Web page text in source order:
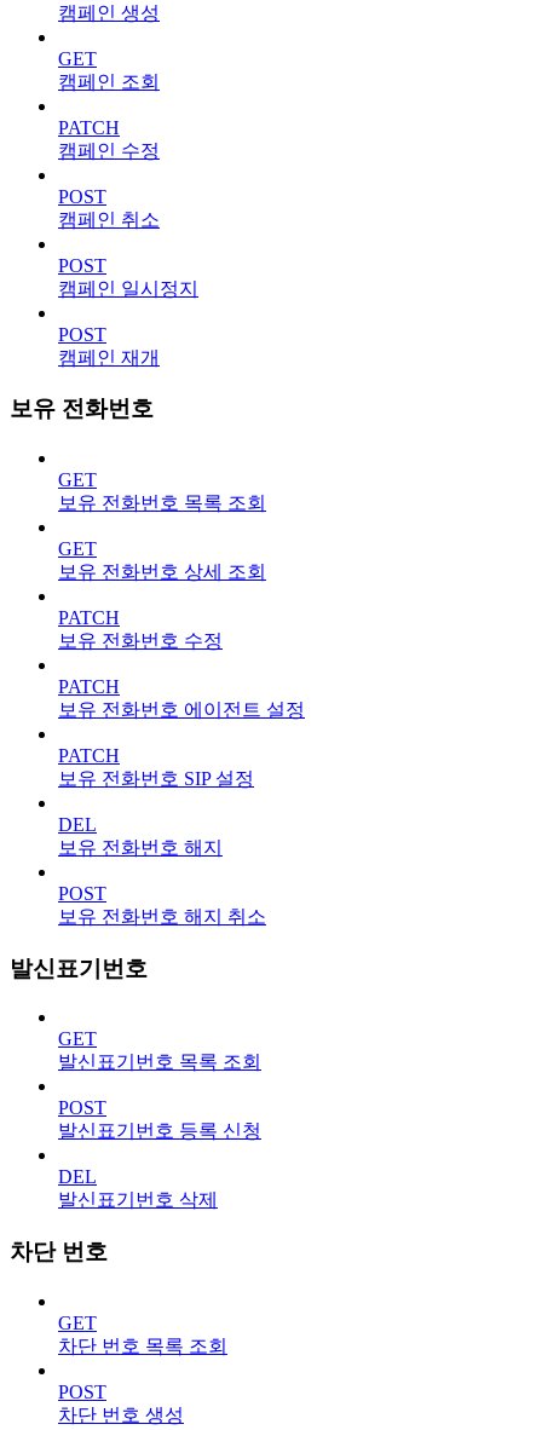
캠페인 생성
GET
캠페인 조회
PATCH
캠페인 수정
POST
캠페인 취소
POST
캠페인 일시정지
POST
캠페인 재개
보유 전화번호
GET
보유 전화번호 목록 조회
GET
보유 전화번호 상세 조회
PATCH
보유 전화번호 수정
PATCH
보유 전화번호 에이전트 설정
PATCH
보유 전화번호 SIP 설정
DEL
보유 전화번호 해지
POST
보유 전화번호 해지 취소
발신표기번호
GET
발신표기번호 목록 조회
POST
발신표기번호 등록 신청
DEL
발신표기번호 삭제
차단 번호
GET
차단 번호 목록 조회
POST
차단 번호 생성